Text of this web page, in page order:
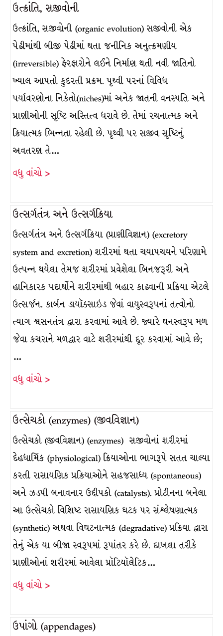
ઉત્ક્રાંતિ, સજીવોની
ઉત્ક્રાંતિ, સજીવોની (organic evolution) સજીવોની એક
પેઢીમાંથી બીજી પેઢીમાં થતા જનીનિક અનુત્ક્રમણીય
(irreversible) ફેરફારોને લઈને નિર્માણ થતી નવી જાતિનો
ખ્યાલ આપતો કુદરતી પ્રક્રમ. પૃથ્વી પરનાં વિવિધ
પર્યાવરણોના નિકેતો(niches)માં અનેક જાતની વનસ્પતિ અને
પ્રાણીઓની સૃષ્ટિ અસ્તિત્વ ધરાવે છે. તેમાં રચનાત્મક અને
ક્રિયાત્મક ભિન્નતા રહેલી છે. પૃથ્વી પર સજીવ સૃષ્ટિનું
અવતરણ તે…
વધુ વાંચો >
ઉત્સર્ગતંત્ર અને ઉત્સર્ગક્રિયા
ઉત્સર્ગતંત્ર અને ઉત્સર્ગક્રિયા (પ્રાણીવિજ્ઞાન) (excretory
system and excretion) શરીરમાં થતા ચયાપચયને પરિણામે
ઉત્પન્ન થયેલા તેમજ શરીરમાં પ્રવેશેલા બિનજરૂરી અને
હાનિકારક પદાર્થોને શરીરમાંથી બહાર કાઢવાની પ્રક્રિયા એટલે
ઉત્સર્જન. કાર્બન ડાયૉક્સાઇડ જેવાં વાયુસ્વરૂપનાં તત્વોનો
ત્યાગ શ્વસનતંત્ર દ્વારા કરવામાં આવે છે. જ્યારે ઘનસ્વરૂપ મળ
જેવા કચરાને મળદ્વાર વાટે શરીરમાંથી દૂર કરવામાં આવે છે;
…
વધુ વાંચો >
ઉત્સેચકો (enzymes) (જીવવિજ્ઞાન)
ઉત્સેચકો (જીવવિજ્ઞાન) (enzymes) સજીવોનાં શરીરમાં
દેહધાર્મિક (physiological) ક્રિયાઓના ભાગરૂપે સતત ચાલ્યા
કરતી રાસાયણિક પ્રક્રિયાઓને સહજસાધ્ય (spontaneous)
અને ઝડપી બનાવનાર ઉદ્દીપકો (catalysts). પ્રોટીનના બનેલા
આ ઉત્સેચકો વિશિષ્ટ રાસાયણિક ઘટક પર સંશ્લેષણાત્મક
(synthetic) અથવા વિઘટનાત્મક (degradative) પ્રક્રિયા દ્વારા
તેનું એક યા બીજા સ્વરૂપમાં રૂપાંતર કરે છે. દાખલા તરીકે
પ્રાણીઓનાં શરીરમાં આવેલા પ્રૉટિયૉલેટિક…
વધુ વાંચો >
ઉપાંગો (appendages)